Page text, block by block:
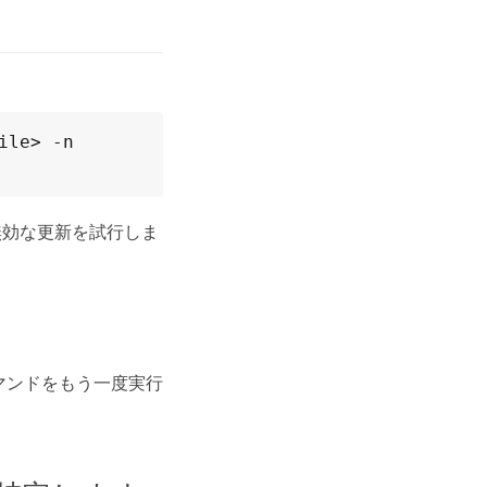
-n
な更新を試行しま
ンドをもう一度実行